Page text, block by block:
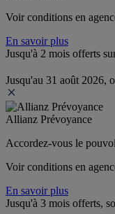
Voir conditions en
En savoir plus
Jusqu'à 2 mois offerts
Jusqu'au 31 août 2026,
Allianz Prévoyance
Accordez-vous le
Voir conditions en
En savoir plus
Jusqu'à 3 mois offerts,